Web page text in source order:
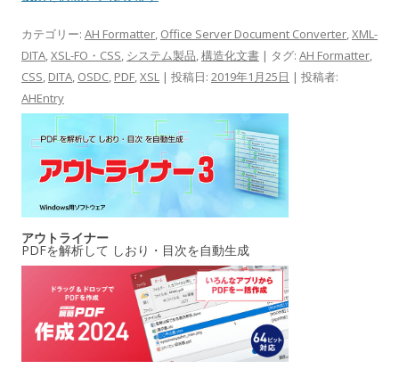
カテゴリー: AH Formatter, Office Server Document Converter,XML-
DITA,XSL-FO・CSS, システム製品,構造化文書 | タグ: AH Formatter,
CSS, DITA, OSDC, PDF,XSL | 投稿日: 2019年1月25日 | 投稿者:
AHEntry
アウトライナー
PDFを解析して しおり・目次を自動生成